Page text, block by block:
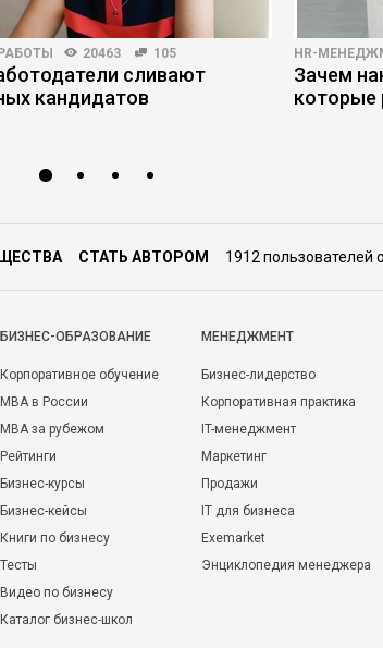
20463 105
сливают
кандидатов
HR-
Зачем
которые
СТАТЬ АВТОРОМ 1912 пользователей
БИЗНЕС-ОБРАЗОВАНИЕ
Корпоративное обучение
MBA в России
MBA за рубежом
Рейтинги
Бизнес-курсы
Бизнес-кейсы
Книги по бизнесу
Тесты
Видео по бизнесу
Каталог бизнес-школ
МЕНЕДЖМЕНТ
Бизнес-лидерство
Корпоративная практика
IT-менеджмент
Маркетинг
Продажи
IT для бизнеса
Exemarket
Энциклопедия менеджера